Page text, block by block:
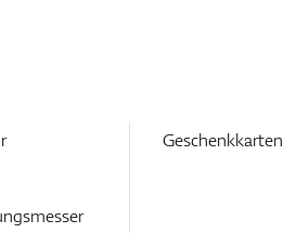
Geschenkkarten